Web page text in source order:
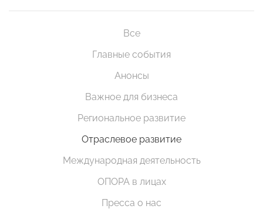
Все
Главные события
Анонсы
Важное для бизнеса
Региональное развитие
Отраслевое развитие
Международная деятельность
ОПОРА в лицах
Пресса о нас